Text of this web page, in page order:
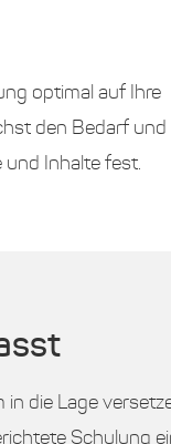
optimal auf Ihre
den Bedarf und
Inhalte fest.
die Lage
Schulung